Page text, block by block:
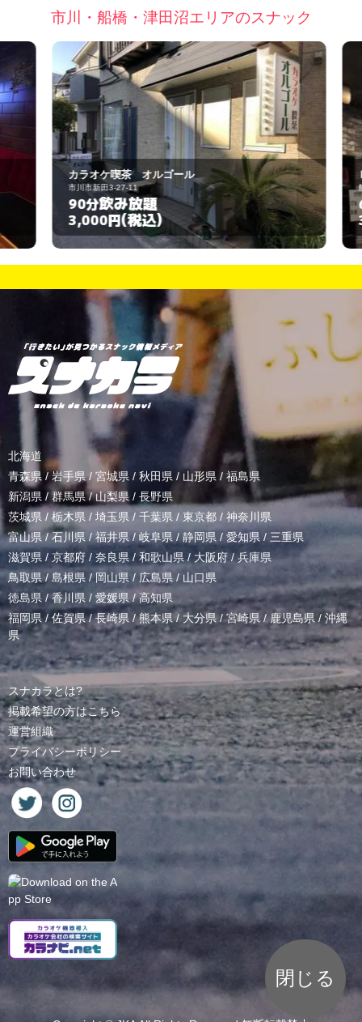
市川・船橋・津田沼エリアのスナック
カラオケ喫茶 オルゴール
市川市新田3-27-11
90分飲み放題
3,000円(税込)
船
北海道
青森県 / 岩手県/ 宮城県 / 秋田県 / 山形県/ 福島県
新潟県 /群馬県/山梨県 / 長野県
茨城県 / 栃木県 / 埼玉県 / 千葉県 / 東京都 / 神奈川県
富山県 /石川県/福井県/岐阜県 / 静岡県 / 愛知県 / 三重県
滋賀県 / 京都府 / 奈良県 / 和歌山県/ 大阪府 /兵庫県
鳥取県/ 島根県 /岡山県/ 広島県 / 山口県
徳島県 /香川県 / 愛媛県/高知県
福岡県/佐賀県/長崎県 /熊本県/ 大分県/宮崎県 /鹿児島県 / 沖縄
県
スナカラとは?
掲載希望の方はこちら
運営組織
プライバシーポリシー
お問い合わせ
閉じる